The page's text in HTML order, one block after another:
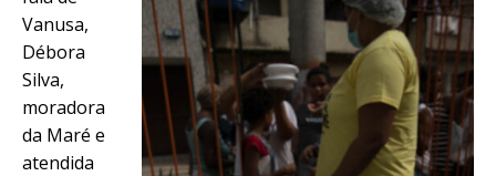
Vanusa,
Débora
Silva,
moradora
da Maré e
atendida